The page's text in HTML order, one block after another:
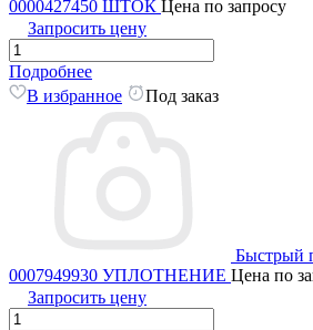
0000427450 ШТОК Цена по запросу
Запросить цену
Подробнее
В избранное
Под заказ
Быстрый
0007949930 УПЛОТНЕНИЕ Цена по
Запросить цену